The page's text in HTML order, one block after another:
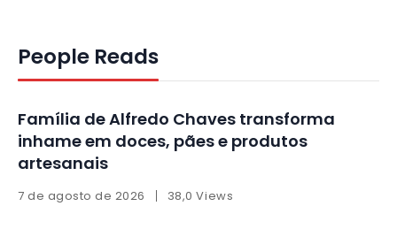
People Reads
Família de Alfredo Chaves transforma
inhame em doces, pães e produtos
artesanais
7 de agosto de 2026 38,0 Views